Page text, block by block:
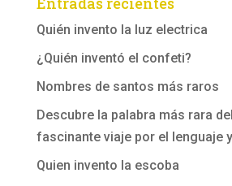
Quién invento la luz electrica
¿Quién inventó el confeti?
Nombres de santos más raros
Descubre la palabra más rara
fascinante viaje por el lenguaje
Quien invento la escoba